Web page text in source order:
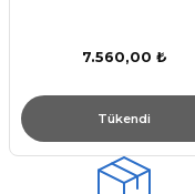
7.560,00 ₺
Tükendi